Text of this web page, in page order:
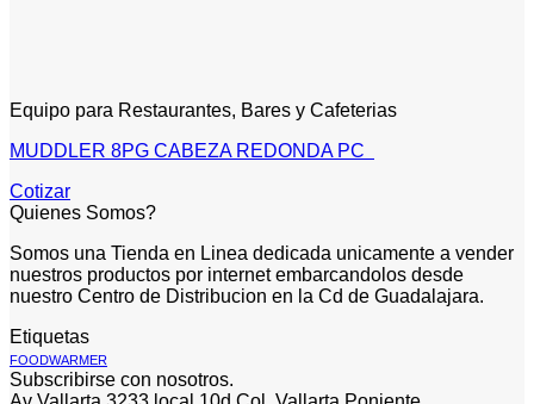
Equipo para Restaurantes, Bares y Cafeterias
MUDDLER 8PG CABEZA REDONDA PC
Cotizar
Quienes Somos?
Somos una Tienda en Linea dedicada unicamente a vender
nuestros productos por internet embarcandolos desde
nuestro Centro de Distribucion en la Cd de Guadalajara.
Etiquetas
FOODWARMER
Subscribirse con nosotros.